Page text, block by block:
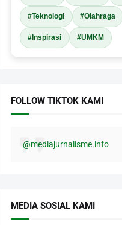
#Teknologi #Olahraga
#Inspirasi #UMKM
FOLLOW TIKTOK KAMI
@mediajurnalisme.info
MEDIA SOSIAL KAMI